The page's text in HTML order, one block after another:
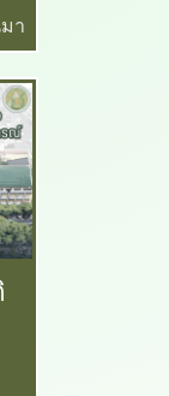
ง
ว
า